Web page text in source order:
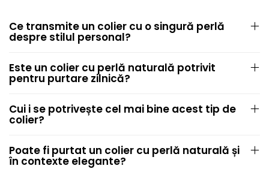
Ce transmite un colier cu o singură perlă
despre stilul personal?
Este un colier cu perlă naturală potrivit
pentru purtare zilnică?
Cui i se potrivește cel mai bine acest tip de
colier?
Poate fi purtat un colier cu perlă naturală și
în contexte elegante?